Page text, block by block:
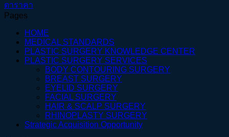
ตาราคา
Pages
HOME
MEDICAL STANDARDS
PLASTIC SURGERY KNOWLEDGE CENTER
PLASTIC SURGERY SERVICES
BODY CONTOURING SURGERY
BREAST SURGERY
EYELID SURGERY
FACIAL SURGERY
HAIR & SCALP SURGERY
RHINOPLASTY SURGERY
Strategic Acquisition Opportunity